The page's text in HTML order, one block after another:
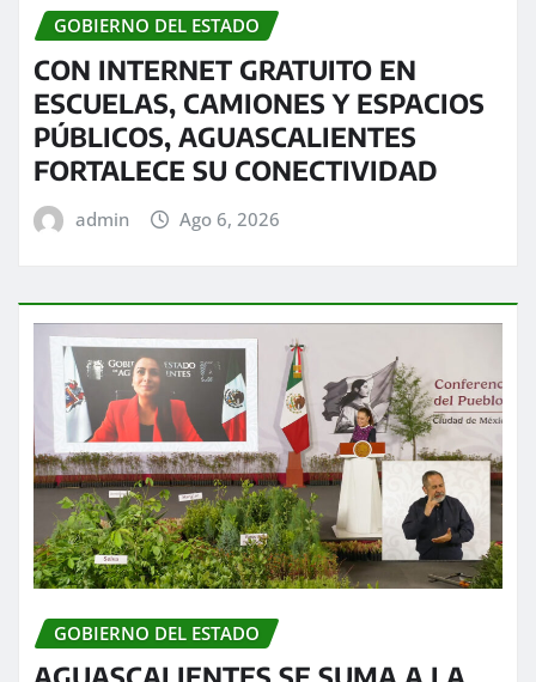
GOBIERNO DEL ESTADO
CON INTERNET GRATUITO EN
ESCUELAS, CAMIONES Y ESPACIOS
PÚBLICOS, AGUASCALIENTES
FORTALECE SU CONECTIVIDAD
admin Ago 6, 2026
GOBIERNO DEL ESTADO